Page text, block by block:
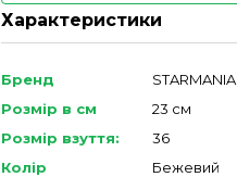
Характеристики
Бренд
STARMANIA
Розмір в см
23 см
Розмір взуття:
36
Колір
Бежевий